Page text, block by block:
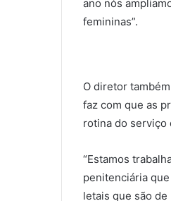
ano nós
femininas”.
O diretor
faz com que as
rotina do serviço
“Estamos
penitenciária
letais que são